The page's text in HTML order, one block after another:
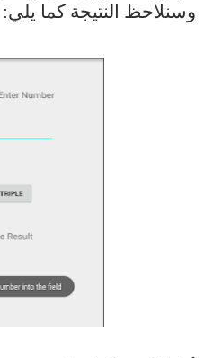
وسنلاحظ النتيجة كما يلي: